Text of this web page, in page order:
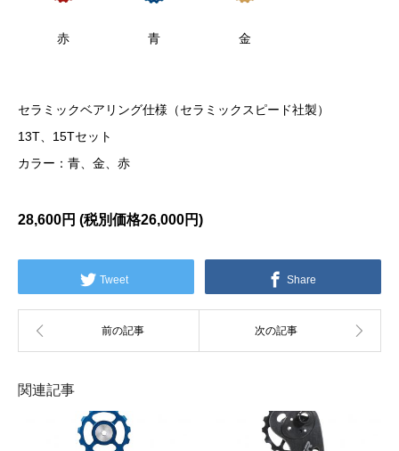
赤 青 金
セラミックベアリング仕様（セラミックスピード社製）
13T、15Tセット
カラー：青、金、赤
28,600円 (税別価格26,000円)
Tweet Share
関連記事